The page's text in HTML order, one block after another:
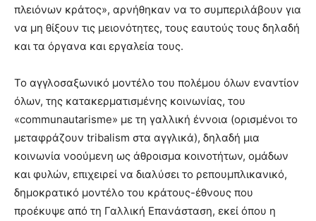
πλειόνων κράτος», αρνήθηκαν να το συμπεριλάβουν για
να μη θίξουν τις μειονότητες, τους εαυτούς τους δηλαδή
και τα όργανα και εργαλεία τους.
Το αγγλοσαξωνικό μοντέλο του πολέμου όλων εναντίον
όλων, της κατακερματισμένης κοινωνίας, του
«communautarisme» με τη γαλλική έννοια (ορισμένοι το
μεταφράζουν tribalism στα αγγλικά), δηλαδή μια
κοινωνία νοούμενη ως άθροισμα κοινοτήτων, ομάδων
και φυλών, επιχειρεί να διαλύσει το ρεπουμπλικανικό,
δημοκρατικό μοντέλο του κράτους-έθνους που
προέκυψε από τη Γαλλική Επανάσταση, εκεί όπου η